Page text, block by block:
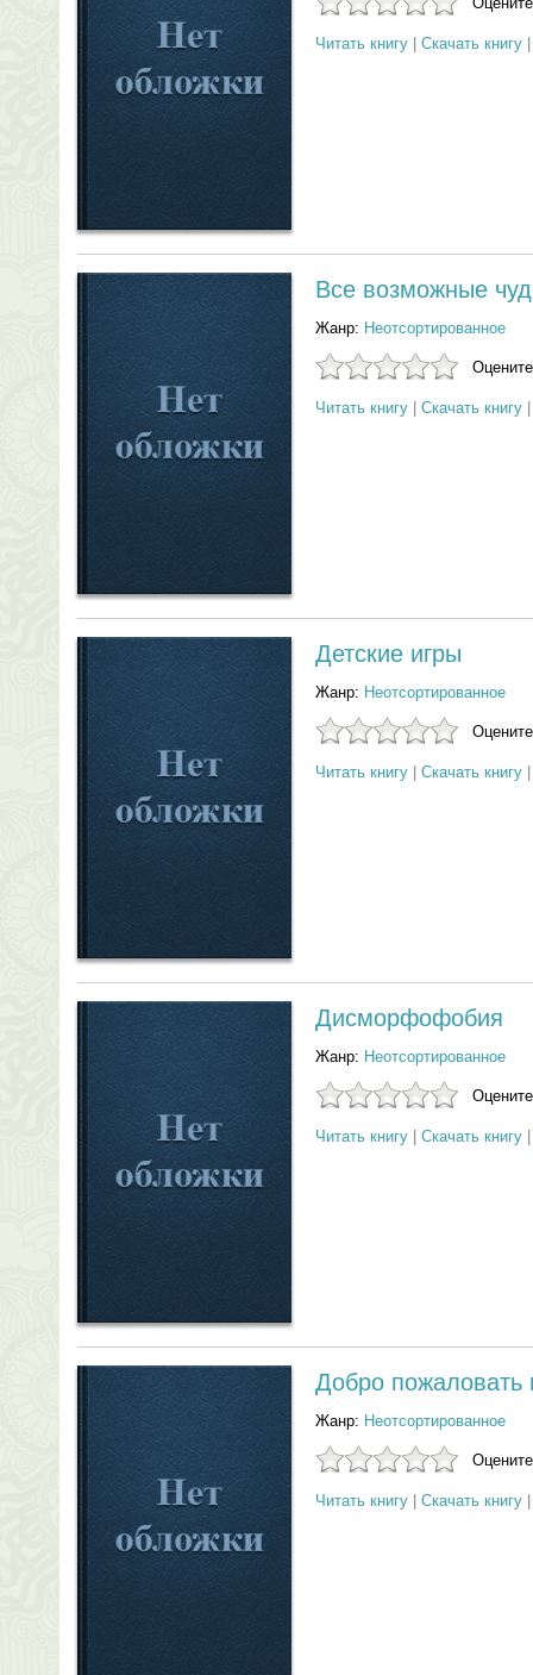
Читать книгу Скачать книгу
Все возможные
Жанр: Неотсортированное
Читать книгу Скачать книгу
Детские игры
Жанр: Неотсортированное
Читать книгу Скачать книгу
Дисморфофобия
Жанр: Неотсортированное
Читать книгу Скачать книгу
Добро
Жанр: Неотсортированное
Читать книгу Скачать книгу